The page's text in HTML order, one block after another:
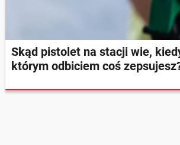
Skąd pistolet na stacji wie,
którym odbiciem coś